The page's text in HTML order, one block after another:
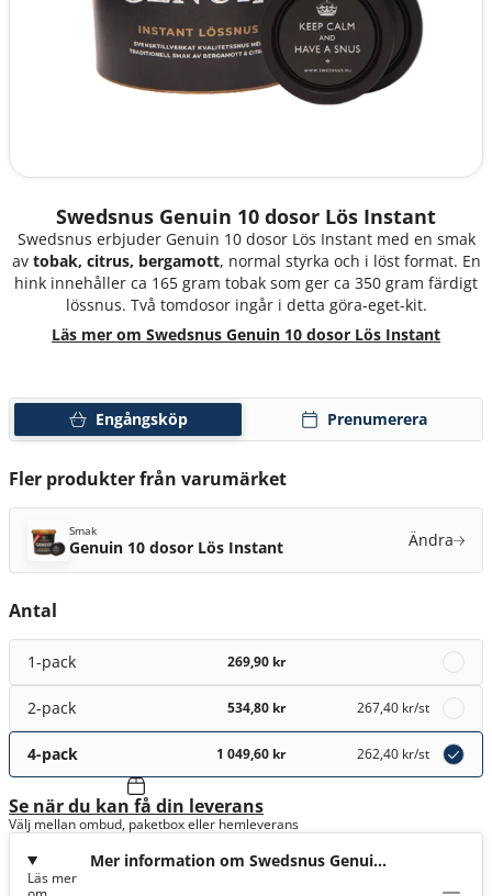
Swedsnus Genuin 10 dosor Lös Instant
Swedsnus erbjuder Genuin 10 dosor Lös Instant med en smak
av tobak, citrus, bergamott, normal styrka och i löst format. En
hink innehåller ca 165 gram tobak som ger ca 350 gram färdigt
lössnus. Två tomdosor ingår i detta göra-eget-kit.
Läs mer om Swedsnus Genuin 10 dosor Lös Instant
Engångsköp Prenumerera
Fler produkter från varumärket
Smak
Genuin 10 dosor Lös Instant Ändra
Antal
1-pack 269,90 kr
2-pack 534,80 kr 267,40 kr/st
4-pack 1 049,60 kr 262,40 kr/st
Se när du kan få din leverans
Välj mellan ombud, paketbox eller hemleverans
Mer information om Swedsnus Genuin
Läs mer